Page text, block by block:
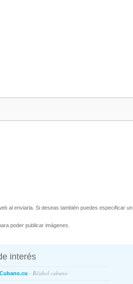
al enviarla. Si deseas también puedes especificar un
poder publicar imágenes.
interés
- Béisbol cubano